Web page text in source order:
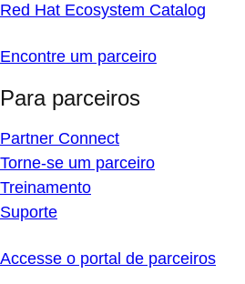
Red Hat Ecosystem Catalog
Encontre um parceiro
Para parceiros
Partner Connect
Torne-se um parceiro
Treinamento
Suporte
Accesse o portal de parceiros